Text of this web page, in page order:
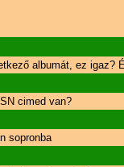
albumát, ez igaz?
cimed van?
sopronba